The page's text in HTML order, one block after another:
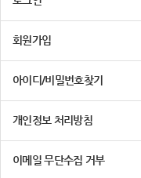
회원가입
아이디/비밀번호찾기
개인정보 처리방침
이메일 무단수집 거부